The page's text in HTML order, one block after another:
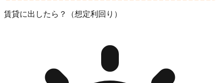
賃貸に出したら？（想定利回り）